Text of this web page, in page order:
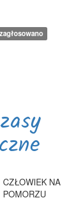
CZŁOWIEK NA
POMORZU